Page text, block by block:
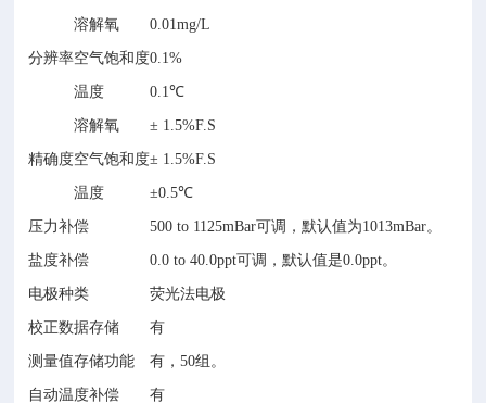
分辨率
溶解氧 0.01mg/L
空气饱和度0.1%
温度 0.1℃
精确度
溶解氧 ± 1.5%F.S
空气饱和度± 1.5%F.S
温度 ±0.5℃
压力补偿 500 to 1125mBar可调，默认值为1013mBar。
盐度补偿 0.0 to 40.0ppt可调，默认值是0.0ppt。
电极种类 荧光法电极
校正数据存储 有
测量值存储功能 有，50组。
自动温度补偿 有